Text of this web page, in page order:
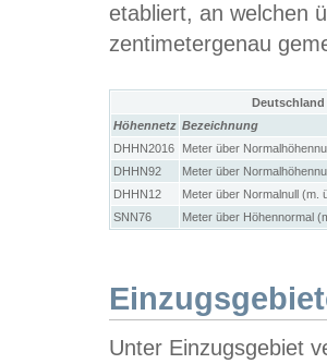
etabliert, an welchen
zentimetergenau
Höhennetz Bezeichnung
DHHN2016
Meter über
DHHN92
Meter über
DHHN12
Meter über Normalnull (m.
SNN76
Meter über Höhennormal
Unter Einzugsgebiet